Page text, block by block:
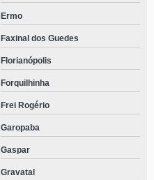
Ermo
Faxinal dos Guedes
Florianópolis
Forquilhinha
Frei Rogério
Garopaba
Gaspar
Gravatal